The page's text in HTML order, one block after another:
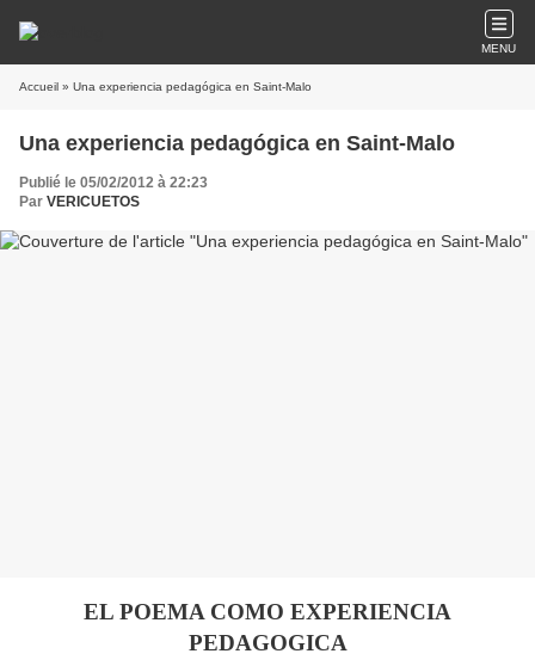
MENU
Accueil » Una experiencia pedagógica en Saint-Malo
Una experiencia pedagógica en Saint-Malo
Publié le 05/02/2012 à 22:23
Par VERICUETOS
EL POEMA COMO EXPERIENCIA
PEDAGOGICA